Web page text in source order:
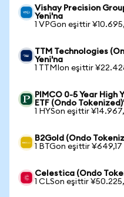
Vishay Precision
Yeni'na
1 VPGon eşittir
TTM Technologies
Yeni'na
1 TTMIon eşittir
PIMCO 0-5 Year
ETF (Ondo
1 HYSon eşittir
B2Gold (Ondo
1 BTGon eşittir ¥649,17
Celestica (Ondo
1 CLSon eşittir